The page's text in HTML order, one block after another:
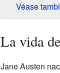
Véase
La vida
Jane Austen